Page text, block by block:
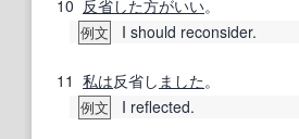
10 反省した方がいい。
例文 I should reconsider.
11 私は反省し ました。
例文 I reflected.